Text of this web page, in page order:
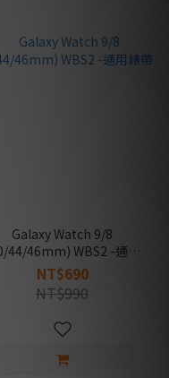
Galaxy Watch 9/8
46mm) WBS2 -通用
錶帶
NT$690
NT$990